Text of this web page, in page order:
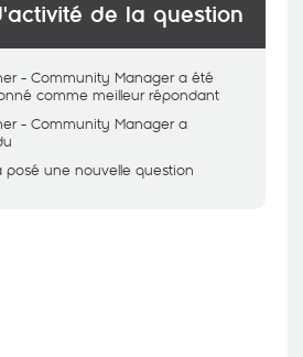
de la question
- Community Manager a été
comme meilleur répondant
- Community Manager a
posé une nouvelle question